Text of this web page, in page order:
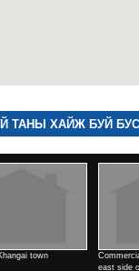
ТАНЫ ХАЙЖ БУЙ
(50,9м2) /
Monument
east side of